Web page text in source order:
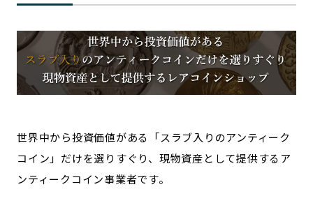
世界中から投資価値がある「スラブ入りのアンティーク
コイン」だけを選りすぐり、現物資産として提供するア
ンティークコイン事業者です。